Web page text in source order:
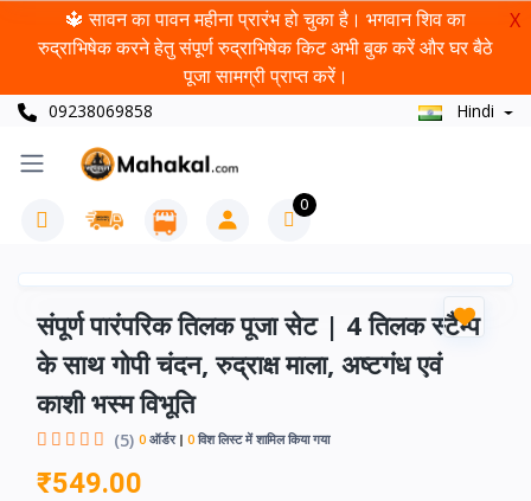
🔱 सावन का पावन महीना प्रारंभ हो चुका है। भगवान शिव का
रुद्राभिषेक करने हेतु संपूर्ण रुद्राभिषेक किट अभी बुक करें और घर बैठे
पूजा सामग्री प्राप्त करें।
X
09238069858 Hindi
0
संपूर्ण पारंपरिक तिलक पूजा सेट | 4 तिलक स्टैम्प
के साथ गोपी चंदन, रुद्राक्ष माला, अष्टगंध एवं
काशी भस्म विभूति
(5) 0 ऑर्डर 0 विश लिस्ट में शामिल किया गया
₹549.00